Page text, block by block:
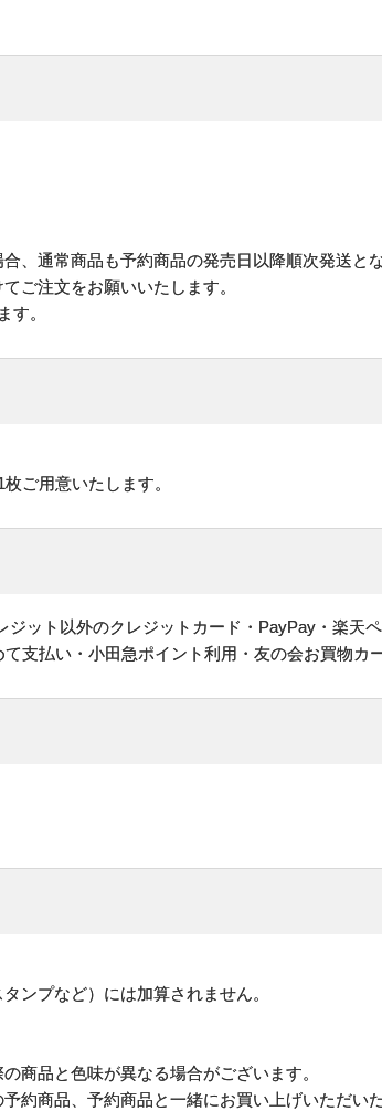
、通常商品も予約商品の発売日以降順次発送と
ご注文をお願いいたします。
す。
ご用意いたします。
ット以外のクレジットカード・PayPay・楽天
支払い・小田急ポイント利用・友の会お買物カ
ンプなど）には加算されません。
商品と色味が異なる場合がございます。
約商品、予約商品と一緒にお買い上げいただい